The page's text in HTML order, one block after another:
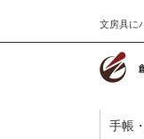
文房具に
手帳